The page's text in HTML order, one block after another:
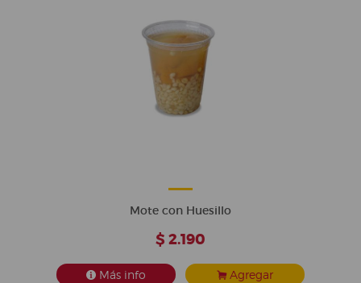
Mote con Huesillo
$ 2.190
Más info Agregar